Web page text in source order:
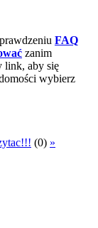
FAQ
zanim
link, aby się
wybierz
(0) »